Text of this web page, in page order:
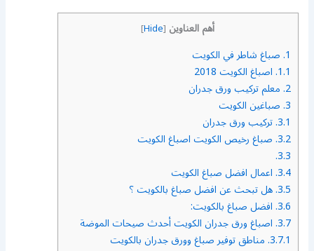
أهم العناوين [
Hide
]
1. صباغ شاطر في الكويت
1.1. اصباغ الكويت 2018
2. معلم تركيب ورق جدران
3. صباغين الكويت
3.1. تركيب ورق جدران
3.2. صباغ رخيص الكويت اصباغ الكويت
3.3.
3.4. اعمال افضل صباغ الكويت
3.5. هل تبحث عن افضل صباغ بالكويت ؟
3.6. افضل صباغ بالكويت:
3.7. اصباغ ورق جدران الكويت أحدث صيحات الموضة
3.7.1. مناطق توفير صباغ وورق جدران بالكويت